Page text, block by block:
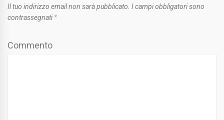
Il tuo indirizzo email non sarà pubblicato. I campi obbligatori sono
contrassegnati *
Commento